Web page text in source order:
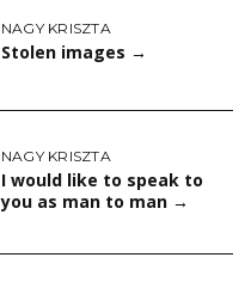
NAGY KRISZTA
Stolen images →
NAGY KRISZTA
I would like to speak to
you as man to man →